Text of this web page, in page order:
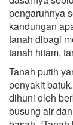
pengaruhnya
kandungan
tanah dibagi
tanah hitam,
Tanah putih
penyakit
dihuni oleh
busung air